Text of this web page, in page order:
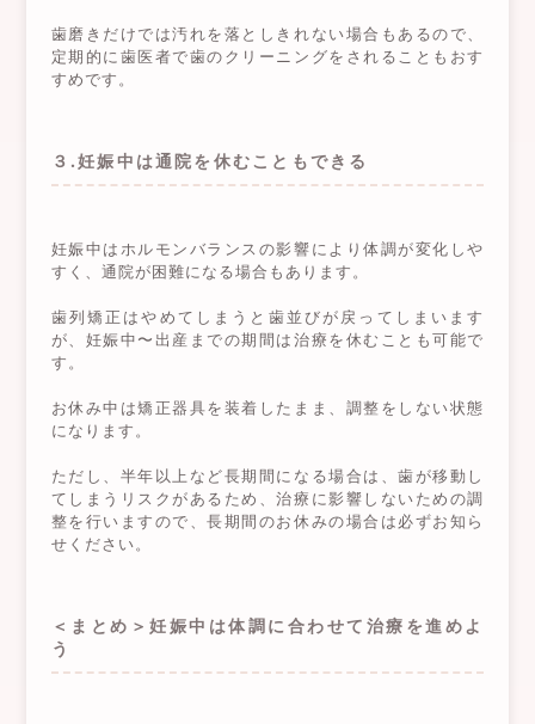
歯磨きだけでは汚れを落としきれない場合もあるので、
定期的に歯医者で歯のクリーニングをされることもおす
すめです。
３.妊娠中は通院を休むこともできる
妊娠中はホルモンバランスの影響により体調が変化しや
すく、通院が困難になる場合もあります。
歯列矯正はやめてしまうと歯並びが戻ってしまいます
が、妊娠中〜出産までの期間は治療を休むことも可能で
す。
お休み中は矯正器具を装着したまま、調整をしない状態
になります。
ただし、半年以上など長期間になる場合は、歯が移動し
てしまうリスクがあるため、治療に影響しないための調
整を行いますので、長期間のお休みの場合は必ずお知ら
せください。
＜まとめ＞妊娠中は体調に合わせて治療を進めよ
う